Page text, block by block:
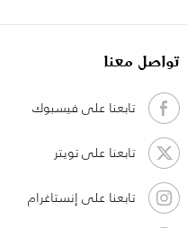
تواصل معنا
تابعنا على فيسبوك
تابعنا على تويتر
تابعنا على إنستاغرام